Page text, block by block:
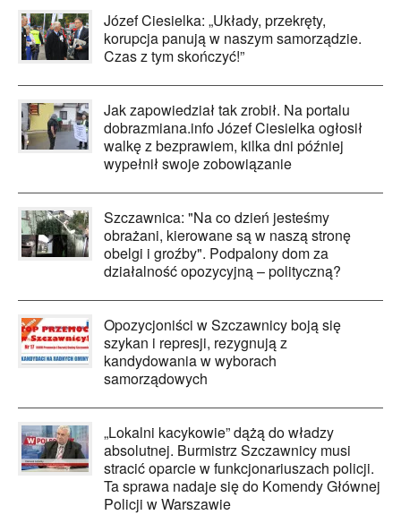
Józef Ciesielka: „Układy, przekręty,
korupcja panują w naszym samorządzie.
Czas z tym skończyć!”
Jak zapowiedział tak zrobił. Na portalu
dobrazmiana.info Józef Ciesielka ogłosił
walkę z bezprawiem, kilka dni później
wypełnił swoje zobowiązanie
Szczawnica: "Na co dzień jesteśmy
obrażani, kierowane są w naszą stronę
obelgi i groźby". Podpalony dom za
działalność opozycyjną – polityczną?
Opozycjoniści w Szczawnicy boją się
szykan i represji, rezygnują z
kandydowania w wyborach
samorządowych
„Lokalni kacykowie” dążą do władzy
absolutnej. Burmistrz Szczawnicy musi
stracić oparcie w funkcjonariuszach policji.
Ta sprawa nadaje się do Komendy Głównej
Policji w Warszawie